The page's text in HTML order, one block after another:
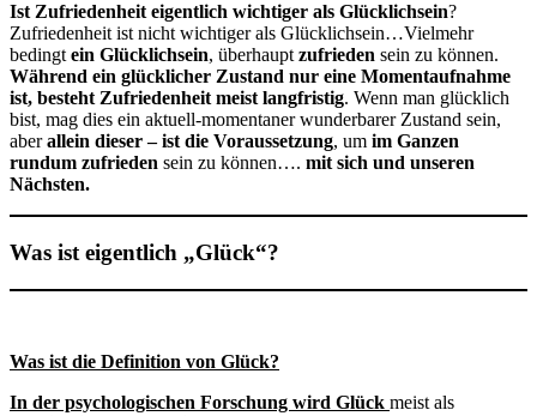
Ist Zufriedenheit eigentlich wichtiger als Glücklichsein?
Zufriedenheit ist nicht wichtiger als Glücklichsein…Vielmehr
bedingtein Glücklichsein, überhauptzufrieden sein zu können.
Während ein glücklicher Zustand nur eine Momentaufnahme
ist, besteht Zufriedenheit meist langfristig. Wenn man glücklich
bist, mag dies ein aktuell-momentaner wunderbarer Zustand sein,
aberallein dieser – ist die Voraussetzung, um im Ganzen
rundum zufrieden sein zu können…. mit sich und unseren
Nächsten.
Was ist eigentlich „Glück“?
Was ist die Definition von Glück?
In der psychologischen Forschung wird Glück meist als